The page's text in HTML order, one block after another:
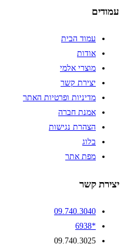
עמודים
עמוד הבית
אודות
מוצרי אלמי
יצירת קשר
מדיניות ופרטיות האתר
אמנת חברה
הצהרת נגישות
בלוג
מפת אתר
יצירת קשר
09.740.3040
*6938
09.740.3025